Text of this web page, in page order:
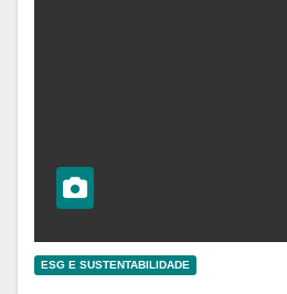
ESG E SUSTENTABILIDADE